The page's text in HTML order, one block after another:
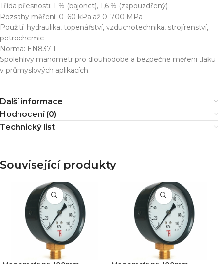
Třída přesnosti: 1 % (bajonet), 1,6 % (zapouzdřený)
Rozsahy měření: 0–60 kPa až 0–700 MPa
Použití: hydraulika, topenářství, vzduchotechnika, strojírenství,
petrochemie
Norma: EN837-1
Spolehlivý manometr pro dlouhodobé a bezpečné měření tlaku
v průmyslových aplikacích.
Další informace
Hodnocení (0)
Technický list
Související produkty